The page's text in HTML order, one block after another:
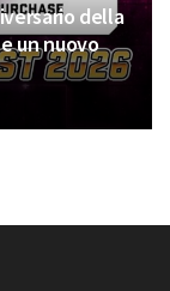
della
un nuovo